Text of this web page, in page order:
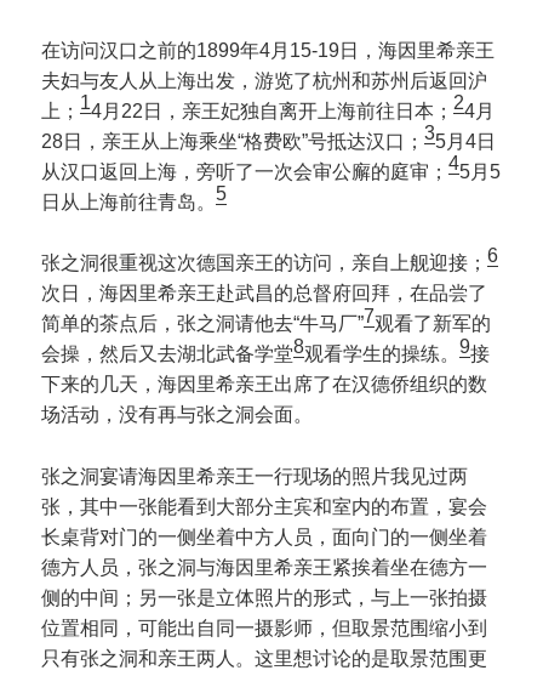
在访问汉口之前的1899年4月15-19日，海因里希亲王
夫妇与友人从上海出发，游览了杭州和苏州后返回沪
上；14月22日，亲王妃独自离开上海前往日本；24月
28日，亲王从上海乘坐“格费欧”号抵达汉口；35月4日
从汉口返回上海，旁听了一次会审公廨的庭审；45月5
日从上海前往青岛。5
张之洞很重视这次德国亲王的访问，亲自上舰迎接；6
次日，海因里希亲王赴武昌的总督府回拜，在品尝了
简单的茶点后，张之洞请他去“牛马厂”7观看了新军的
会操，然后又去湖北武备学堂8观看学生的操练。9接
下来的几天，海因里希亲王出席了在汉德侨组织的数
场活动，没有再与张之洞会面。
张之洞宴请海因里希亲王一行现场的照片我见过两
张，其中一张能看到大部分主宾和室内的布置，宴会
长桌背对门的一侧坐着中方人员，面向门的一侧坐着
德方人员，张之洞与海因里希亲王紧挨着坐在德方一
侧的中间；另一张是立体照片的形式，与上一张拍摄
位置相同，可能出自同一摄影师，但取景范围缩小到
只有张之洞和亲王两人。这里想讨论的是取景范围更